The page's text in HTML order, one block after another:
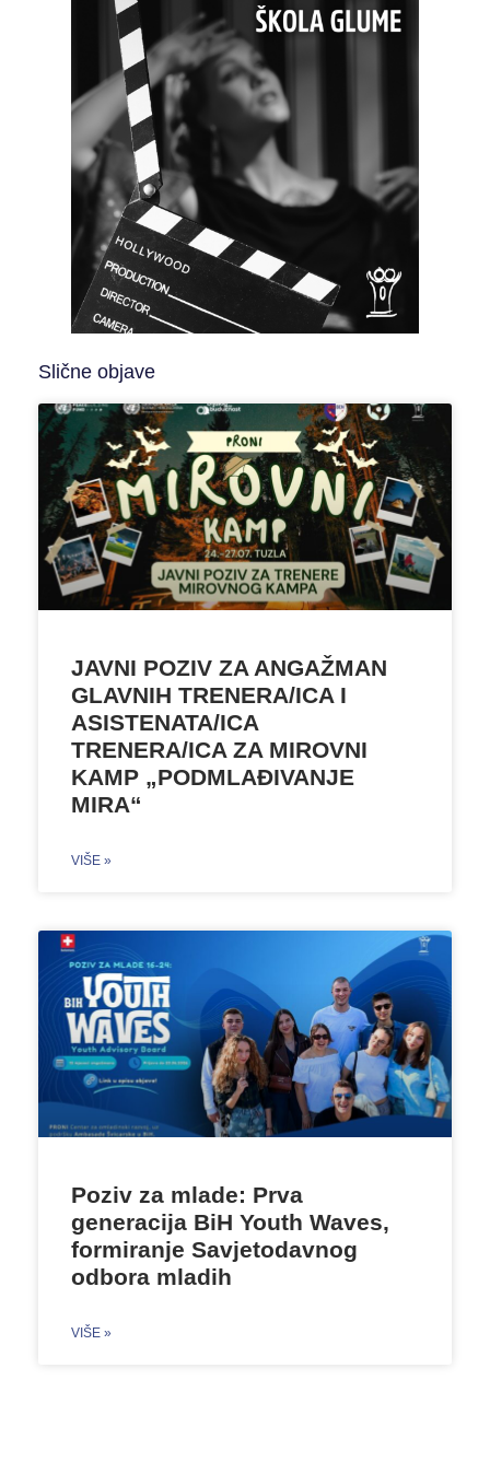
Slične objave
JAVNI POZIV ZA ANGAŽMAN
GLAVNIH TRENERA/ICA I
ASISTENATA/ICA
TRENERA/ICA ZA MIROVNI
KAMP „PODMLAĐIVANJE
MIRA“
VIŠE »
Poziv za mlade: Prva
generacija BiH Youth Waves,
formiranje Savjetodavnog
odbora mladih
VIŠE »